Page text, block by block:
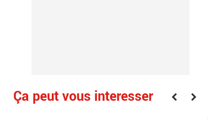
Ça peut vous interesser